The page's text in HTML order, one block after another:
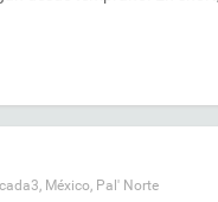
, México, Pal' Norte